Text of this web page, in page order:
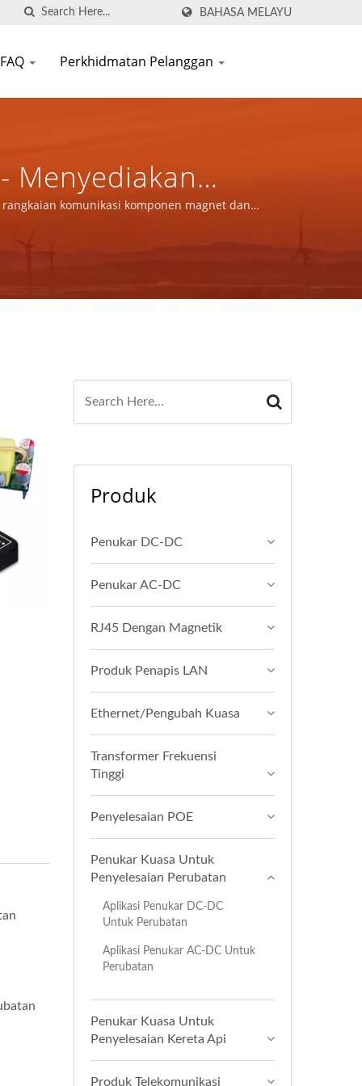
BAHASA MELAYU
FAQ Perkhidmatan Pelanggan
Menyediakan
Komunikasi
komunikasi komponen magnet dan
Produk
Penukar DC-DC
Penukar AC-DC
RJ45 Dengan Magnetik
Produk Penapis LAN
Ethernet/Pengubah Kuasa
Transformer Frekuensi
Tinggi
Penyelesaian POE
Penukar Kuasa Untuk
Penyelesaian Perubatan
Aplikasi Penukar DC-DC
Untuk Perubatan
Aplikasi Penukar AC-DC Untuk
Perubatan
Penukar Kuasa Untuk
Penyelesaian Kereta Api
Produk Telekomunikasi